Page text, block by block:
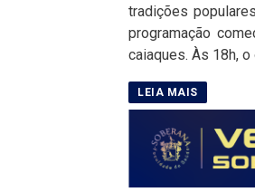
tradições
programação
caiaques. Às 18h,